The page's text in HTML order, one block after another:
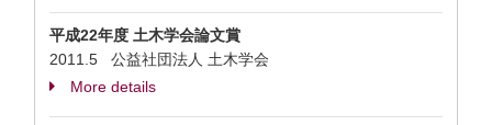
平成22年度 土木学会論文賞
2011.5 公益社団法人 土木学会
More details